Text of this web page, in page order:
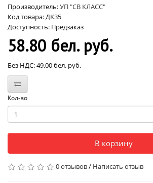
Производитель:УП "СВ КЛАСС"
Код товара: ДК35
Доступность: Предзаказ
58.80 бел. руб.
Без НДС: 49.00 бел. руб.
Кол-во
В корзину
0 отзывов/ Написать отзыв